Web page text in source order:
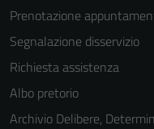
Prenotazione
Segnalazione disservizio
Richiesta assistenza
Albo pretorio
Archivio Delibere,